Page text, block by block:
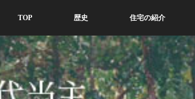
TOP 歴史 住宅の紹介